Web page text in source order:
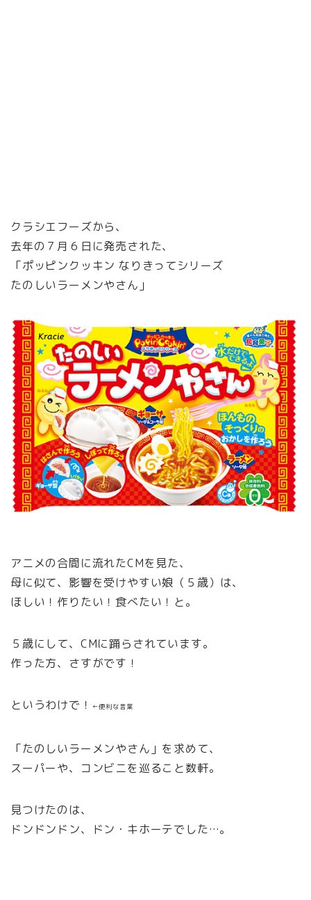
クラシエフーズから、
去年の７月６日に発売された、
「ポッピンクッキン なりきってシリーズ
たのしいラーメンやさん」
アニメの合間に流れたCMを見た、
母に似て、影響を受けやすい娘（５歳）は、
ほしい！作りたい！食べたい！と。
５歳にして、CMに踊らされています。
作った方、さすがです！
というわけで！ ←便利な言葉
「たのしいラーメンやさん」を求めて、
スーパーや、コンビニを巡ること数軒。
見つけたのは、
ドンドンドン、ドン・キホーテでした…。